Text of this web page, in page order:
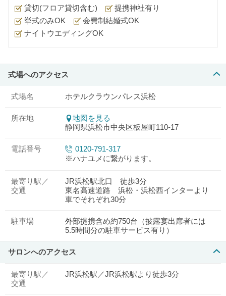
貸切(フロア貸切含む)
提携神社有り
挙式のみOK
会費制結婚式OK
ナイトウエディングOK
式場へのアクセス
式場名 ホテルクラウンパレス浜松
所在地
地図を見る
静岡県浜松市中央区板屋町110-17
電話番号
0120-791-317
※ハナユメに繋がります。
最寄り駅／
交通
JR浜松駅北口 徒歩3分
東名高速道路 浜松・浜松西インターより
車でそれぞれ30分
駐車場
外部提携含め約750台（披露宴出席者には
5.5時間分の駐車サービス有り）
サロンへのアクセス
最寄り駅／
交通
JR浜松駅／JR浜松駅より徒歩3分